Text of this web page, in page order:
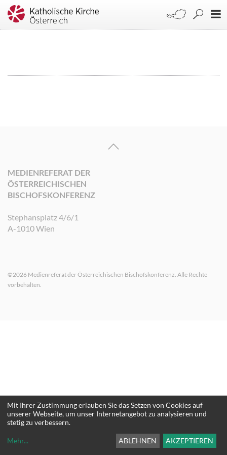
MEDIENREFERAT DER
ÖSTERREICHISCHEN
BISCHOFSKONFERENZ
Stephansplatz 4/6/1
A-1010 Wien
©2026 Medienreferat der Österreichischen Bischofskonferenz. Alle Rechte
vorbehalten.
Mit Ihrer Zustimmung erlauben Sie das Setzen von Cookies auf
unserer Webseite, um unser Internetangebot zu analysieren und
stetig zu verbessern.
Mehr... ABLEHNEN AKZEPTIEREN